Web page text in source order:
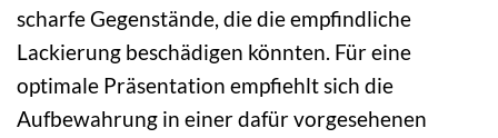
scharfe Gegenstände, die die empfindliche
Lackierung beschädigen könnten. Für eine
optimale Präsentation empfiehlt sich die
Aufbewahrung in einer dafür vorgesehenen